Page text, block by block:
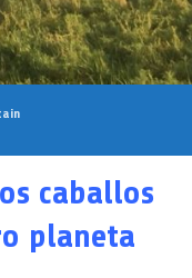
caballos
planeta